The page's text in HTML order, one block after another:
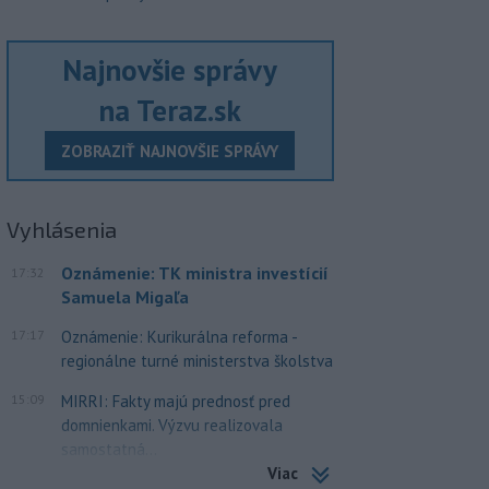
Najnovšie správy
na Teraz.sk
ZOBRAZIŤ NAJNOVŠIE SPRÁVY
Vyhlásenia
17:32
Oznámenie: TK ministra investícií
Samuela Migaľa
17:17
Oznámenie: Kurikurálna reforma -
regionálne turné ministerstva školstva
15:09
MIRRI: Fakty majú prednosť pred
domnienkami. Výzvu realizovala
samostatná...
Viac